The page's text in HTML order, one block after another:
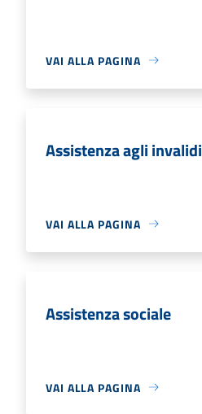
VAI ALLA PAGINA
Assistenza agli invalidi
VAI ALLA PAGINA
Assistenza sociale
VAI ALLA PAGINA